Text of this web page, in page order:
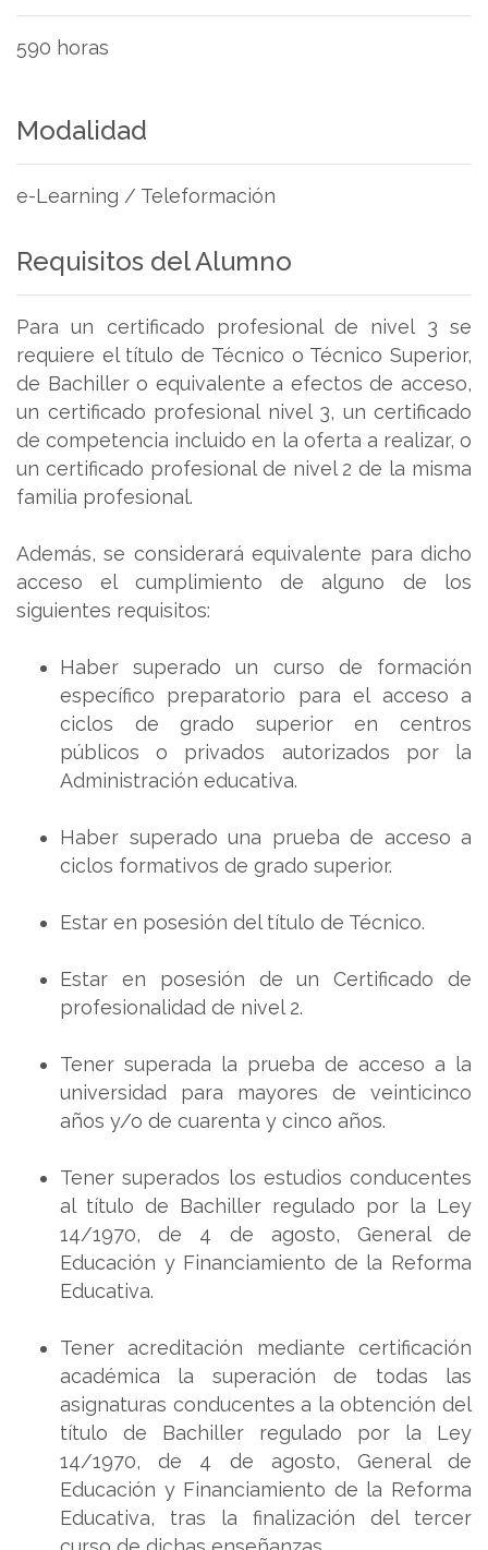
590 horas
Modalidad
e-Learning / Teleformación
Requisitos del Alumno
Para un certificado profesional de nivel 3 se
requiere el título de Técnico o Técnico Superior,
de Bachiller o equivalente a efectos de acceso,
un certificado profesional nivel 3, un certificado
de competencia incluido en la oferta a realizar, o
un certificado profesional de nivel 2 de la misma
familia profesional.
Además, se considerará equivalente para dicho
acceso el cumplimiento de alguno de los
siguientes requisitos:
Haber superado un curso de formación
específico preparatorio para el acceso a
ciclos de grado superior en centros
públicos o privados autorizados por la
Administración educativa.
Haber superado una prueba de acceso a
ciclos formativos de grado superior.
Estar en posesión del título de Técnico.
Estar en posesión de un Certificado de
profesionalidad de nivel 2.
Tener superada la prueba de acceso a la
universidad para mayores de veinticinco
años y/o de cuarenta y cinco años.
Tener superados los estudios conducentes
al título de Bachiller regulado por la Ley
14/1970, de 4 de agosto, General de
Educación y Financiamiento de la Reforma
Educativa.
Tener acreditación mediante certificación
académica la superación de todas las
asignaturas conducentes a la obtención del
título de Bachiller regulado por la Ley
14/1970, de 4 de agosto, General de
Educación y Financiamiento de la Reforma
Educativa, tras la finalización del tercer